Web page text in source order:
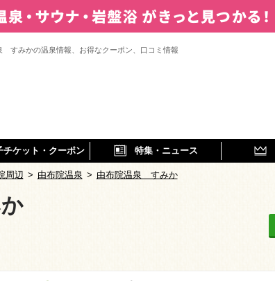
すみかの温泉情報、お得なクーポン、口コミ情報
チケット・クーポン 特集・ニュース
周辺 > 由布院温泉 > 由布院温泉 すみか